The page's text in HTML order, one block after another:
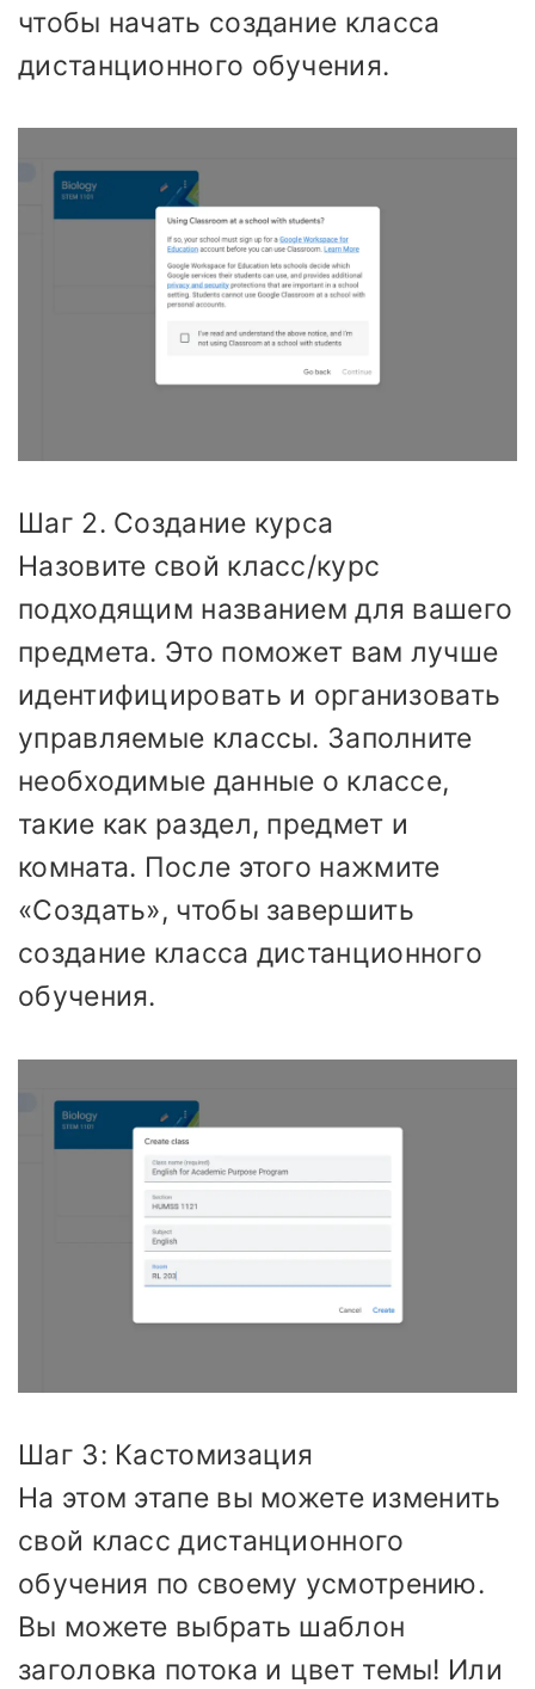
чтобы начать создание класса
дистанционного обучения.
Шаг 2. Создание курса
Назовите свой класс/курс
подходящим названием для вашего
предмета. Это поможет вам лучше
идентифицировать и организовать
управляемые классы. Заполните
необходимые данные о классе,
такие как раздел, предмет и
комната. После этого нажмите
«Создать», чтобы завершить
создание класса дистанционного
обучения.
Шаг 3: Кастомизация
На этом этапе вы можете изменить
свой класс дистанционного
обучения по своему усмотрению.
Вы можете выбрать шаблон
заголовка потока и цвет темы! Или